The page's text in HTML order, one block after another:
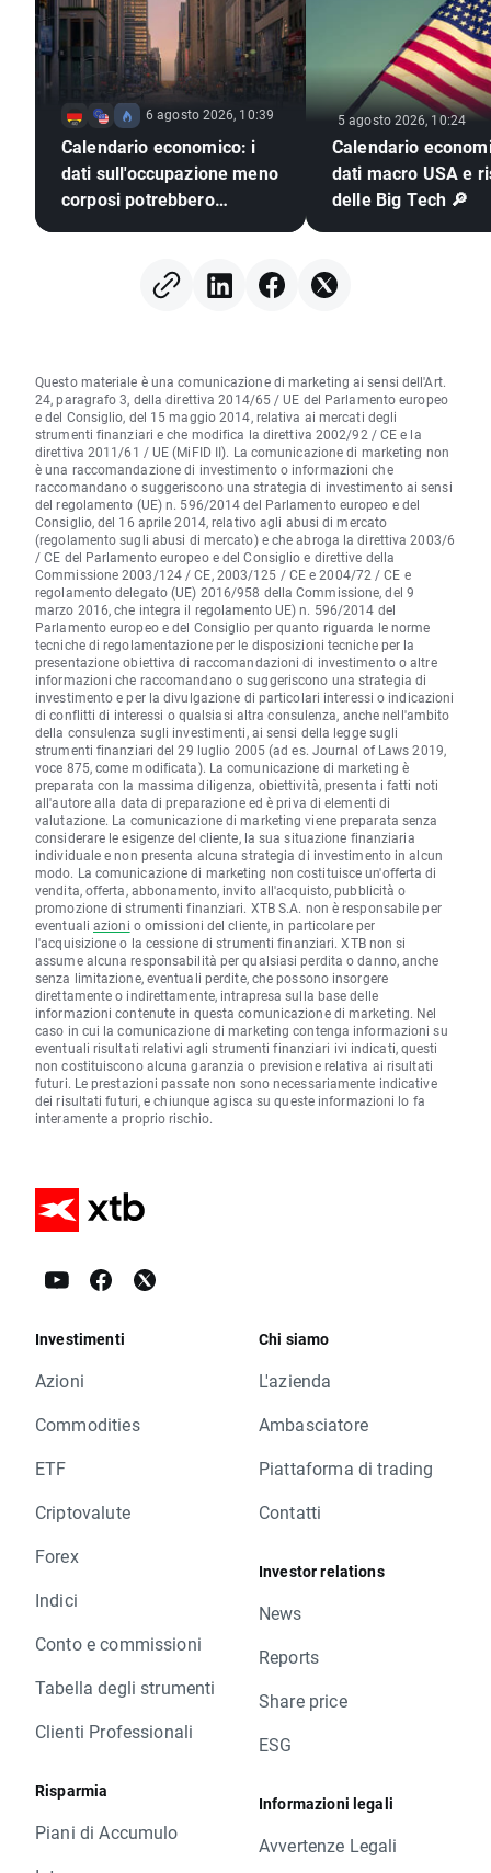
6 agosto 2026, 10:39
Calendario economico: i
dati sull'occupazione meno
corposi potrebbero
5 agosto 2026, 10:24
Calendario
dati macro USA e
delle Big Tech 🔎
Questo materiale è una comunicazione di marketing ai sensi dell'Art.
24, paragrafo 3, della direttiva 2014/65 / UE del Parlamento europeo
e del Consiglio, del 15 maggio 2014, relativa ai mercati degli
strumenti finanziari e che modifica la direttiva 2002/92 / CE e la
direttiva 2011/61 / UE (MiFID II). La comunicazione di marketing non
è una raccomandazione di investimento o informazioni che
raccomandano o suggeriscono una strategia di investimento ai sensi
del regolamento (UE) n. 596/2014 del Parlamento europeo e del
Consiglio, del 16 aprile 2014, relativo agli abusi di mercato
(regolamento sugli abusi di mercato) e che abroga la direttiva 2003/6
/ CE del Parlamento europeo e del Consiglio e direttive della
Commissione 2003/124 / CE, 2003/125 / CE e 2004/72 / CE e
regolamento delegato (UE) 2016/958 della Commissione, del 9
marzo 2016, che integra il regolamento UE) n. 596/2014 del
Parlamento europeo e del Consiglio per quanto riguarda le norme
tecniche di regolamentazione per le disposizioni tecniche per la
presentazione obiettiva di raccomandazioni di investimento o altre
informazioni che raccomandano o suggeriscono una strategia di
investimento e per la divulgazione di particolari interessi o indicazioni
di conflitti di interessi o qualsiasi altra consulenza, anche nell'ambito
della consulenza sugli investimenti, ai sensi della legge sugli
strumenti finanziari del 29 luglio 2005 (ad es. Journal of Laws 2019,
voce 875, come modificata). La comunicazione di marketing è
preparata con la massima diligenza, obiettività, presenta i fatti noti
all'autore alla data di preparazione ed è priva di elementi di
valutazione. La comunicazione di marketing viene preparata senza
considerare le esigenze del cliente, la sua situazione finanziaria
individuale e non presenta alcuna strategia di investimento in alcun
modo. La comunicazione di marketing non costituisce un'offerta di
vendita, offerta, abbonamento, invito all'acquisto, pubblicità o
promozione di strumenti finanziari. XTB S.A. non è responsabile per
eventuali azioni o omissioni del cliente, in particolare per
l'acquisizione o la cessione di strumenti finanziari. XTB non si
assume alcuna responsabilità per qualsiasi perdita o danno, anche
senza limitazione, eventuali perdite, che possono insorgere
direttamente o indirettamente, intrapresa sulla base delle
informazioni contenute in questa comunicazione di marketing. Nel
caso in cui la comunicazione di marketing contenga informazioni su
eventuali risultati relativi agli strumenti finanziari ivi indicati, questi
non costituiscono alcuna garanzia o previsione relativa ai risultati
futuri. Le prestazioni passate non sono necessariamente indicative
dei risultati futuri, e chiunque agisca su queste informazioni lo fa
interamente a proprio rischio.
Investimenti
Azioni
Commodities
ETF
Criptovalute
Forex
Indici
Conto e commissioni
Tabella degli strumenti
Clienti Professionali
Risparmia
Piani di Accumulo
Chi siamo
L'azienda
Ambasciatore
Piattaforma di trading
Contatti
Investor relations
News
Reports
Share price
ESG
Informazioni legali
Avvertenze Legali